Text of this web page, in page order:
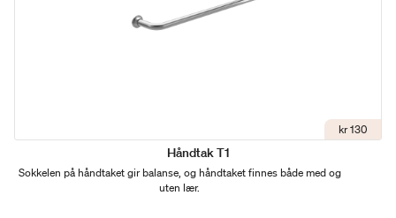
kr 130
Håndtak T1
Sokkelen på håndtaket gir balanse, og håndtaket finnes både med og
uten lær.